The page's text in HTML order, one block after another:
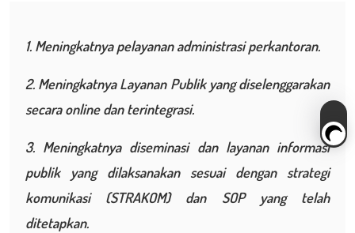
1. Meningkatnya pelayanan administrasi perkantoran.
2. Meningkatnya Layanan Publik yang diselenggarakan
secara online dan terintegrasi.
3. Meningkatnya diseminasi dan layanan informasi
publik yang dilaksanakan sesuai dengan strategi
komunikasi (STRAKOM) dan SOP yang telah
ditetapkan.